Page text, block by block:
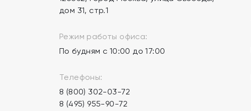
дом 31, стр.1
Режим работы офиса:
По будням с 10:00 до 17:00
Телефоны:
8 (800) 302-03-72
8 (495) 955-90-72